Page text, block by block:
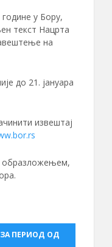
у Бору,
текст Нацрта
на
до 21. јануара
извештај
образложењем,
ПЕРИОД ОД